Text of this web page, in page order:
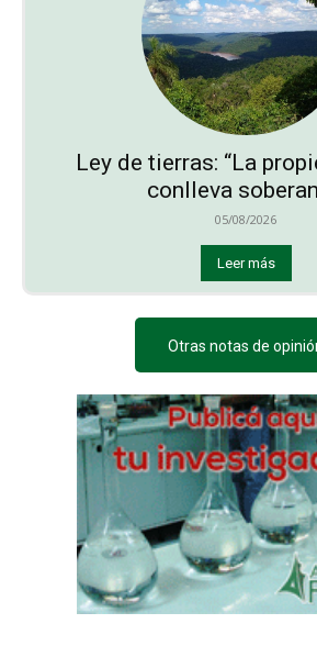
Ley de tierras: “La
conlleva
05/08/2026
Leer más
Otras notas de